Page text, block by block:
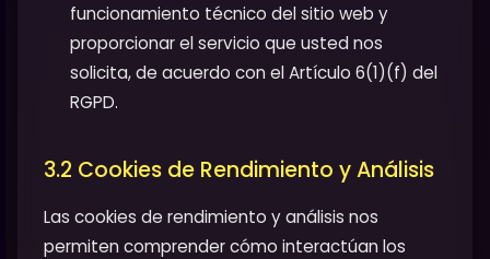
funcionamiento técnico del sitio web y
proporcionar el servicio que usted nos
solicita, de acuerdo con el Artículo 6(1)(f) del
RGPD.
3.2 Cookies de Rendimiento y Análisis
Las cookies de rendimiento y análisis nos
permiten comprender cómo interactúan los